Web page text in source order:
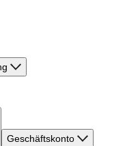
Geschäftskonto